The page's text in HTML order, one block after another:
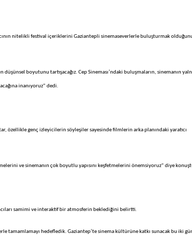
nitelikli festival içeriklerini Gaziantepli sinemaseverlerle buluşturmak
boyutunu tartışacağız. Cep Sineması’ndaki buluşmaların, sinemanın
inanıyoruz” dedi.
özellikle genç izleyicilerin söyleşiler sayesinde filmlerin arka planındaki yaratıcı
ve sinemanın çok boyutlu yapısını keşfetmelerini önemsiyoruz” diye
samimi ve interaktif bir atmosferin beklediğini belirtti.
tamamlamayı hedefledik. Gaziantep’te sinema kültürüne katkı sunacak bu iki